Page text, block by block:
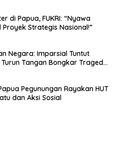
di Papua, FUKRI: “Nyawa
Strategis Nasional!”
Negara: Imparsial Tuntut
Tangan Bongkar Tragedi
Pegunungan Rayakan HUT
dan Aksi Sosial